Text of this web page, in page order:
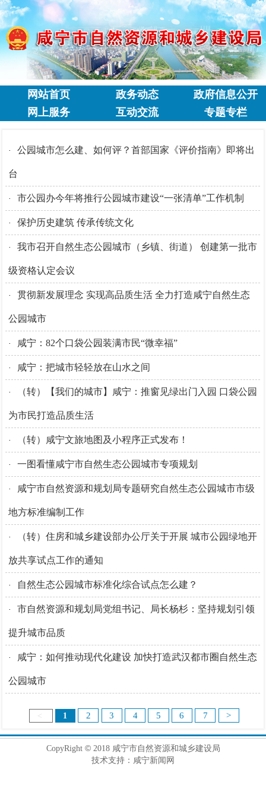
网站首页 政务动态
政府信息公开
网上服务
互动交流 专题专栏
· 公园城市怎么建、如何评？首部国家《评价指南》即将出
台
· 市公园办今年将推行公园城市建设“一张清单”工作机制
· 保护历史建筑 传承传统文化
· 我市召开自然生态公园城市（乡镇、街道） 创建第一批市
级资格认定会议
· 贯彻新发展理念 实现高品质生活 全力打造咸宁自然生态
公园城市
· 咸宁：82个口袋公园装满市民“微幸福”
· 咸宁：把城市轻轻放在山水之间
· （转）【我们的城市】咸宁：推窗见绿出门入园 口袋公园
为市民打造品质生活
· （转）咸宁文旅地图及小程序正式发布！
· 一图看懂咸宁市自然生态公园城市专项规划
· 咸宁市自然资源和规划局专题研究自然生态公园城市市级
地方标准编制工作
· （转）住房和城乡建设部办公厅关于开展 城市公园绿地开
放共享试点工作的通知
· 自然生态公园城市标准化综合试点怎么建？
· 市自然资源和规划局党组书记、局长杨杉：坚持规划引领
提升城市品质
· 咸宁：如何推动现代化建设 加快打造武汉都市圈自然生态
公园城市
< 1 2 3 4 5 6 7 >
CopyRight ©2018 咸宁市自然资源和城乡建设局
技术支持：咸宁新闻网